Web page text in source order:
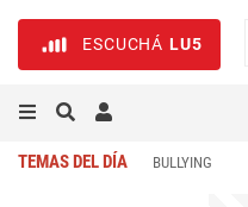
ESCUCHÁ LU5
TEMAS DEL DÍA BULLYING